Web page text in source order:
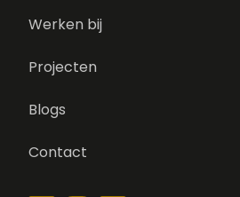
Werken bij
Projecten
Blogs
Contact